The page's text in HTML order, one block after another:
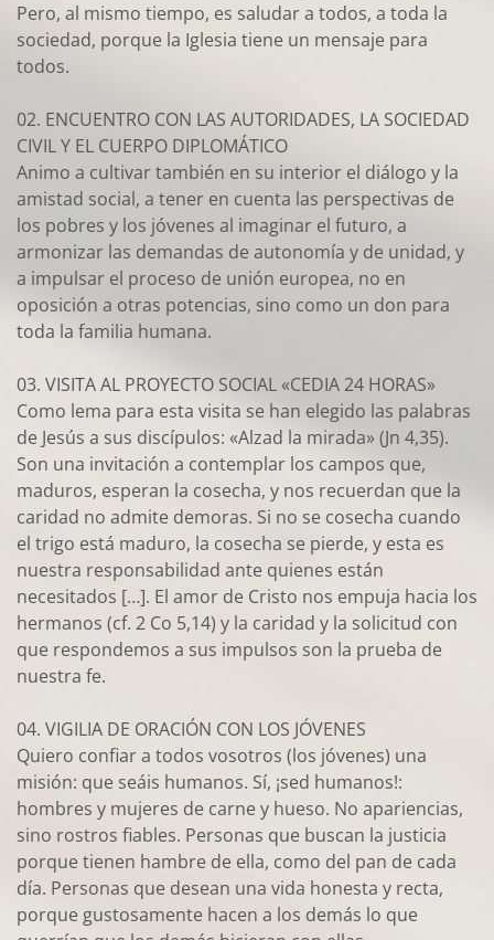
Pero, al mismo tiempo, es saludar a todos, a toda la
sociedad, porque la Iglesia tiene un mensaje para
todos.
02. ENCUENTRO CON LAS AUTORIDADES, LA SOCIEDAD
CIVIL Y EL CUERPO DIPLOMÁTICO
Animo a cultivar también en su interior el diálogo y la
amistad social, a tener en cuenta las perspectivas de
los pobres y los jóvenes al imaginar el futuro, a
armonizar las demandas de autonomía y de unidad, y
a impulsar el proceso de unión europea, no en
oposición a otras potencias, sino como un don para
toda la familia humana.
03. VISITA AL PROYECTO SOCIAL «CEDIA 24 HORAS»
Como lema para esta visita se han elegido las palabras
de Jesús a sus discípulos: «Alzad la mirada» (Jn 4,35).
Son una invitación a contemplar los campos que,
maduros, esperan la cosecha, y nos recuerdan que la
caridad no admite demoras. Si no se cosecha cuando
el trigo está maduro, la cosecha se pierde, y esta es
nuestra responsabilidad ante quienes están
necesitados […]. El amor de Cristo nos empuja hacia los
hermanos (cf. 2 Co 5,14) y la caridad y la solicitud con
que respondemos a sus impulsos son la prueba de
nuestra fe.
04. VIGILIA DE ORACIÓN CON LOS JÓVENES
Quiero confiar a todos vosotros (los jóvenes) una
misión: que seáis humanos. Sí, ¡sed humanos!:
hombres y mujeres de carne y hueso. No apariencias,
sino rostros fiables. Personas que buscan la justicia
porque tienen hambre de ella, como del pan de cada
día. Personas que desean una vida honesta y recta,
porque gustosamente hacen a los demás lo que